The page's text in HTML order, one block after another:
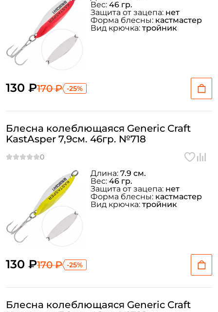
130 ₽170 ₽ -25%
Вес: 46 гр.
Защита от зацепа: нет
Форма блесны: кастмастер
Вид крючка: тройник
Блесна колеблющаяся Generic Craft
KastAsper 7,9см. 46гр. №718
130 ₽170 ₽ -25%
Длина: 7.9 см.
Вес: 46 гр.
Защита от зацепа: нет
Форма блесны: кастмастер
Вид крючка: тройник
Блесна колеблющаяся Generic Craft